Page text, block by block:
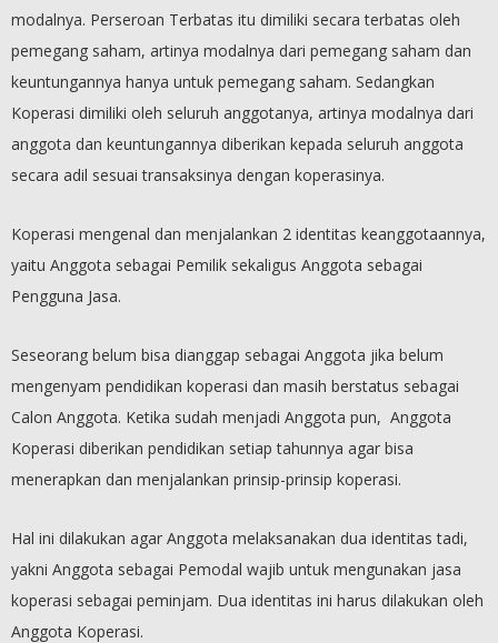
modalnya. Perseroan Terbatas itu dimiliki secara terbatas oleh
pemegang saham, artinya modalnya dari pemegang saham dan
keuntungannya hanya untuk pemegang saham. Sedangkan
Koperasi dimiliki oleh seluruh anggotanya, artinya modalnya dari
anggota dan keuntungannya diberikan kepada seluruh anggota
secara adil sesuai transaksinya dengan koperasinya.
Koperasi mengenal dan menjalankan 2 identitas keanggotaannya,
yaitu Anggota sebagai Pemilik sekaligus Anggota sebagai
Pengguna Jasa.
Seseorang belum bisa dianggap sebagai Anggota jika belum
mengenyam pendidikan koperasi dan masih berstatus sebagai
Calon Anggota. Ketika sudah menjadi Anggota pun, Anggota
Koperasi diberikan pendidikan setiap tahunnya agar bisa
menerapkan dan menjalankan prinsip-prinsip koperasi.
Hal ini dilakukan agar Anggota melaksanakan dua identitas tadi,
yakni Anggota sebagai Pemodal wajib untuk mengunakan jasa
koperasi sebagai peminjam. Dua identitas ini harus dilakukan oleh
Anggota Koperasi.